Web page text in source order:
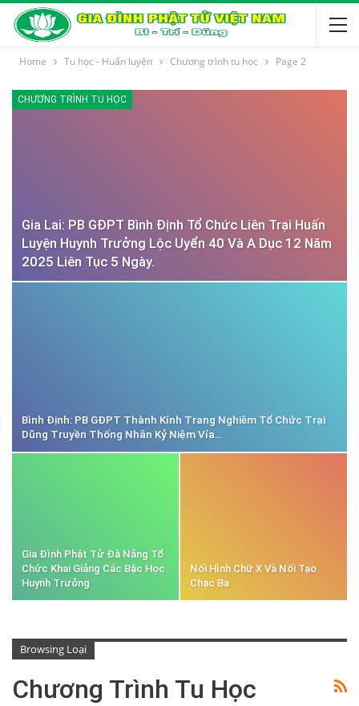
Home Tu học - Huấn luyện Chương trình tu học Page 2
CHƯƠNG TRÌNH TU HỌC
Gia Lai: PB GĐPT Bình Định Tổ Chức Liên Trại Huấn
Luyện Huynh Trưởng Lộc Uyển 40 Và A Dục 12 Năm
2025 Liên Tục 5 Ngày.
Bình Định: PB GĐPT Thành Kính Trang Nghiêm Tổ Chức Trại
Dũng Truyền Thống Nhân Kỷ Niệm Vía…
Gia Đình Phật Tử Đà Nẵng Tổ
Chức Khai Giảng Các Bậc Học
Huynh Trưởng
Nối Hình Chữ X Và Nối Tạo
Chạc Ba
Browsing Loại
Chương Trình Tu Học